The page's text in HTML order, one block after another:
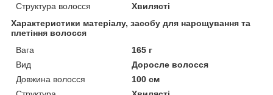
Структура волосся
Хвилясті
Характеристики матеріалу, засобу для нарощування та
плетіння волосся
Вага
165 г
Вид
Доросле волосся
Довжина волосся
100 см